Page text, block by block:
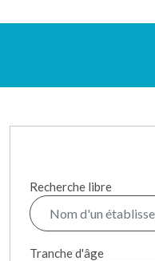
Recherche libre
Tranche d'âge